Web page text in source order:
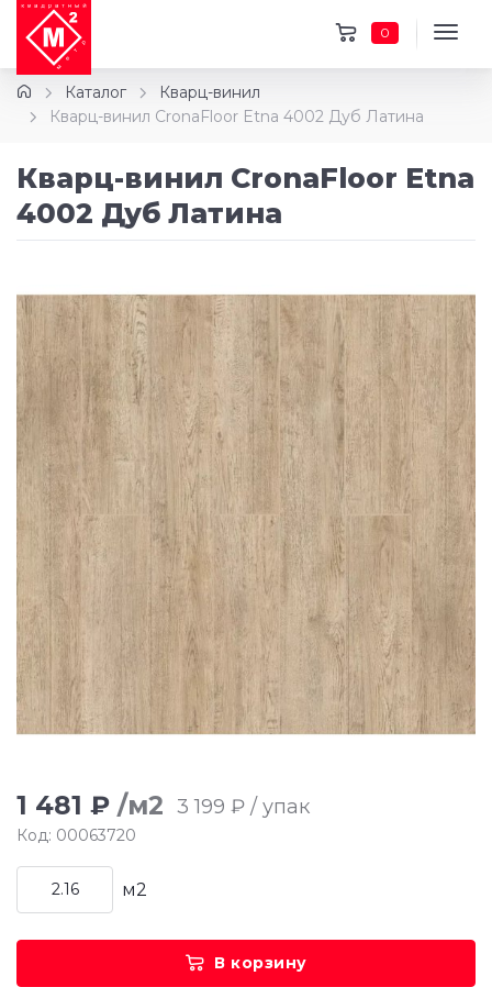
0
Каталог
Кварц-винил
Кварц-винил CronaFloor Etna 4002 Дуб Латина
Кварц-винил CronaFloor Etna
4002 Дуб Латина
1 481 ₽ /м2 3 199 ₽ / упак
Код: 00063720
м2
В корзину